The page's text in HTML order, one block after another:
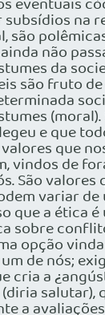
eventuais
subsídios na
são
não
da
são fruto
e que
que
vindos de
São valores
variar de
que a ética
sobre
opção
de nós;
cria a
salutar),
a